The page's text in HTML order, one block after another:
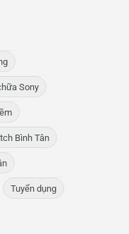
Sony
Bình Tân
Tuyển dụng